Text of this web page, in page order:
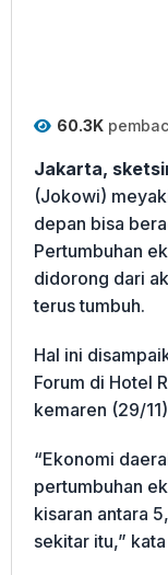
60.3K
Jakarta,
(Jokowi)
depan bisa
Pertumbuhan
didorong dari
terus tumbuh.
Hal ini
Forum di Hotel
kemaren (29/11)
“Ekonomi
pertumbuhan
kisaran antara
sekitar itu,”